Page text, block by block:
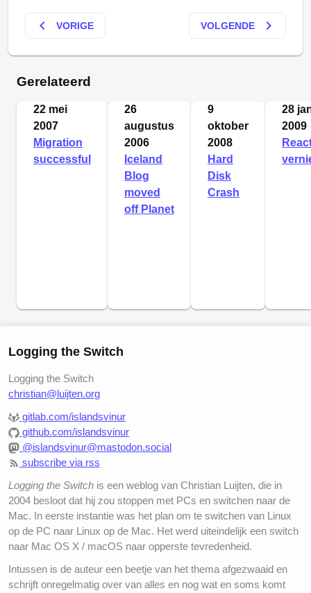
keyboard_arrow_left VORIGE VOLGENDE keyboard_arrow_right
Gerelateerd
22 mei
2007
Migration
successful
26
augustus
2006
Iceland
Blog
moved
off Planet
9
oktober
2008
Hard
Disk
Crash
28
2009
Logging the Switch
Logging the Switch
christian@luijten.org
gitlab.com/islandsvinur
github.com/islandsvinur
@islandsvinur@mastodon.social
subscribe via rss
Logging the Switch is een weblog van Christian Luijten, die in
2004 besloot dat hij zou stoppen met PCs en switchen naar de
Mac. In eerste instantie was het plan om te switchen van Linux
op de PC naar Linux op de Mac. Het werd uiteindelijk een switch
naar Mac OS X / macOS naar opperste tevredenheid.
Intussen is de auteur een beetje van het thema afgezwaaid en
schrijft onregelmatig over van alles en nog wat en soms komt